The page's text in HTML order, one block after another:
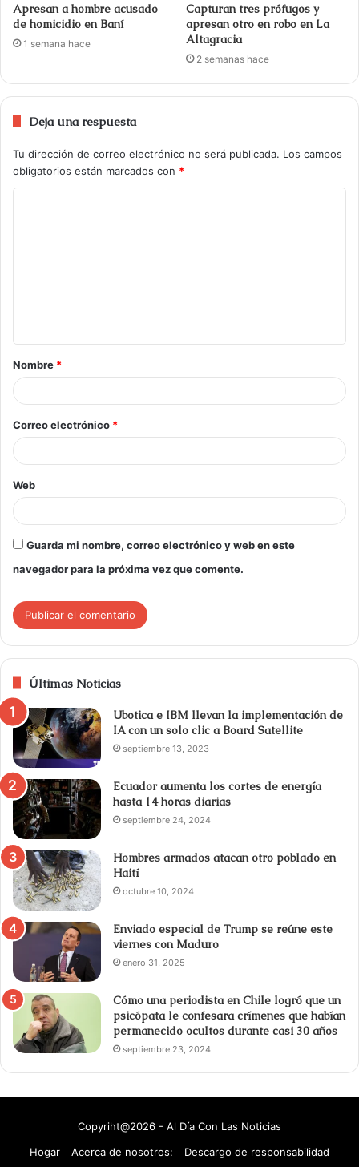
Apresan a hombre acusado
de homicidio en Baní
1 semana hace
Capturan tres prófugos y
apresan otro en robo en La
Altagracia
2 semanas hace
Deja una respuesta
Tu dirección de correo electrónico no será publicada. Los campos
obligatorios están marcados con *
Nombre *
Correo electrónico *
Web
Guarda mi nombre, correo electrónico y web en este
navegador para la próxima vez que comente.
Últimas Noticias
Ubotica e IBM llevan la implementación de
IA con un solo clic a Board Satellite
septiembre 13, 2023
Ecuador aumenta los cortes de energía
hasta 14 horas diarias
septiembre 24, 2024
Hombres armados atacan otro poblado en
Haití
octubre 10, 2024
Enviado especial de Trump se reúne este
viernes con Maduro
enero 31, 2025
Cómo una periodista en Chile logró que un
psicópata le confesara crímenes que habían
permanecido ocultos durante casi 30 años
septiembre 23, 2024
Copyriht@2026 - Al Día Con Las Noticias
Hogar
Acerca de nosotros: Descargo de responsabilidad